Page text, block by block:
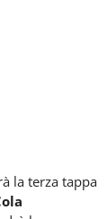
la terza tappa